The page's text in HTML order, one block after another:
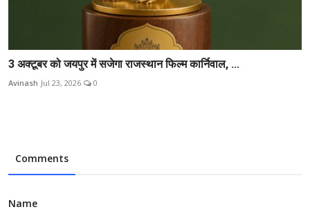
3 अक्टूबर को जयपुर में सजेगा राजस्थान फिल्म कार्निवाल, ...
Avinash Jul 23, 2026 0
Comments
Name